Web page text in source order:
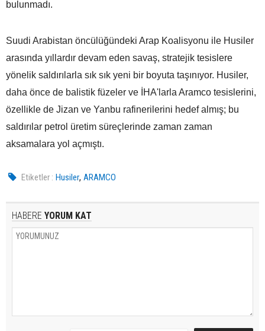
bulunmadı.
Suudi Arabistan öncülüğündeki Arap Koalisyonu ile Husiler
arasında yıllardır devam eden savaş, stratejik tesislere
yönelik saldırılarla sık sık yeni bir boyuta taşınıyor. Husiler,
daha önce de balistik füzeler ve İHA'larla Aramco tesislerini,
özellikle de Jizan ve Yanbu rafinerilerini hedef almış; bu
saldırılar petrol üretim süreçlerinde zaman zaman
aksamalara yol açmıştı.
Etiketler : Husiler,ARAMCO
HABERE YORUM KAT